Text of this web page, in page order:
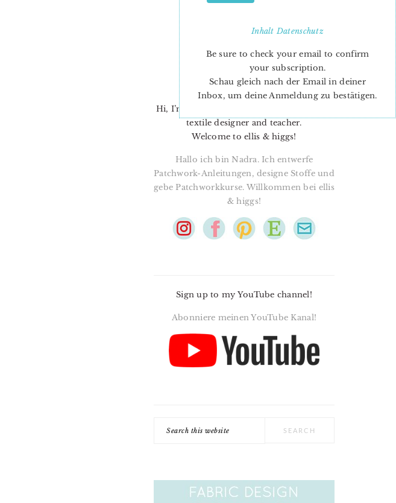
SIDEBAR
Hi, I’m Nadra. I’m a quilt pattern designer,
textile designer and teacher.
Welcome to ellis & higgs!
Hallo ich bin Nadra. Ich entwerfe
Patchwork-Anleitungen, designe Stoffe und
gebe Patchworkkurse. Willkommen bei ellis
& higgs!
Sign up to my YouTube channel!
Abonniere meinen YouTube Kanal!
InhaltDatenschutz
Be sure to check your email to confirm
your subscription.
Schau gleich nach der Email in deiner
Inbox, um deine Anmeldung zu bestätigen.